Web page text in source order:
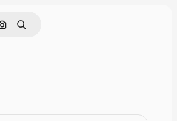
画像で検索
検索